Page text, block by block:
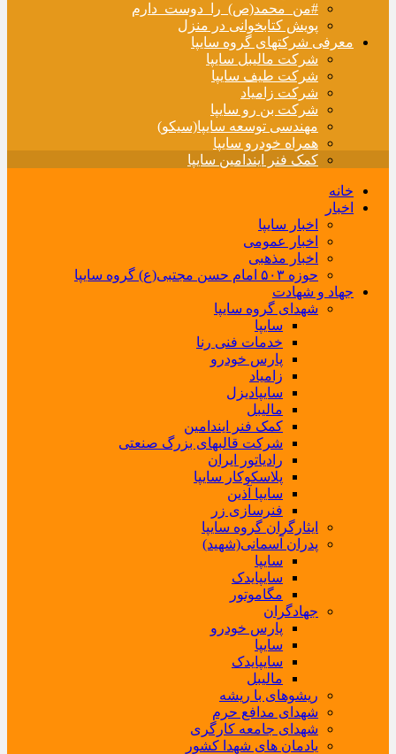
#من_محمد(ص)_را_دوست_دارم
پویش کتابخوانی در منزل
معرفی شرکتهای گروه سایپا
شرکت مالیبل سایپا
شرکت طیف سایپا
شرکت زامیاد
شرکت بن رو سایپا
مهندسی توسعه سایپا(سیکو)
همراه خودرو سایپا
کمک فنر ایندامین سایپا
خانه
اخبار
اخبار سایپا
اخبار عمومی
اخبار مذهبی
حوزه ۵۰۳ امام حسن مجتبی(ع) گروه سایپا
جهاد و شهادت
شهدای گروه سایپا
سایپا
خدمات فنی رنا
پارس خودرو
زامیاد
سایپادیزل
مالیبل
کمک فنر ایندامین
شرکت قالبهای بزرگ صنعتی
رادیاتور ایران
پلاسکوکار سایپا
سایپا آذین
فنرسازی زر
ایثارگران گروه سایپا
پدران آسمانی(شهید)
سایپا
سایپایدک
مگاموتور
جهادگران
پارس خودرو
سایپا
سایپایدک
مالیبل
ریشوهای با ریشه
شهدای مدافع حرم
شهدای جامعه کارگری
یادمان های شهدا کشور